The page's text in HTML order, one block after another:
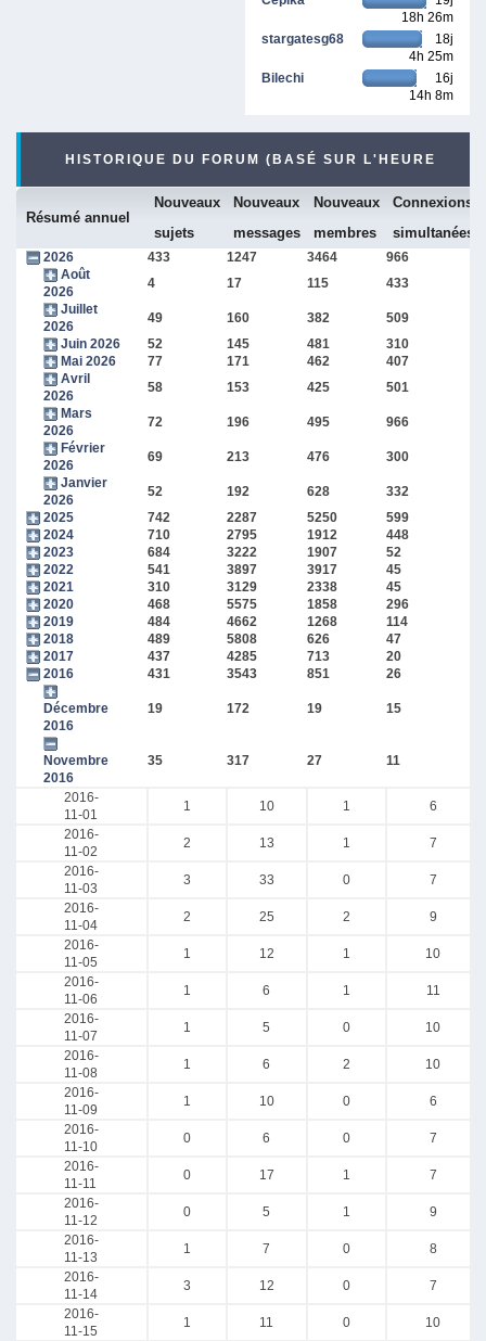
18h 26m
stargatesg68
18j
4h 25m
Bilechi
16j
14h 8m
HISTORIQUE DU FORUM (BASÉ SUR L'HEURE
Résumé annuel
Nouveaux
sujets
Nouveaux
messages
Nouveaux
membres
Connexions
simultanées
2026 433 1247 3464 966
Août
2026
4 17 115 433
Juillet
2026
49 160 382 509
Juin 2026
52 145 481 310
Mai 2026
77 171 462 407
Avril
2026
58 153 425 501
Mars
2026
72 196 495 966
Février
2026
69 213 476 300
Janvier
2026
52 192 628 332
2025
742 2287 5250 599
2024
710 2795 1912 448
2023
684 3222 1907 52
2022
541 3897 3917 45
2021
310 3129 2338 45
2020
468 5575 1858 296
2019
484 4662 1268 114
2018
489 5808 626 47
2017
437 4285 713 20
2016
431 3543 851 26
Décembre
2016
19 172 19 15
Novembre
2016
35 317 27 11
2016-
11-01
1 10 1
6
2016-
11-02
2 13 1
7
2016-
11-03
3 33 0
7
2016-
11-04
2 25 2
9
2016-
11-05
1 12 1
10
2016-
11-06
1 6 1
11
2016-
11-07
1 5 0
10
2016-
11-08
1 6 2
10
2016-
11-09
1 10 0
6
2016-
11-10
0 6 0
7
2016-
11-11
0 17 1
7
2016-
11-12
0 5 1
9
2016-
11-13
1 7 0
8
2016-
11-14
3 12 0
7
2016-
11-15
1 11 0
10